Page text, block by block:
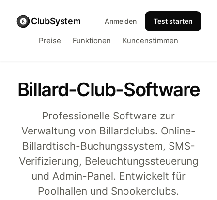
ClubSystem Anmelden Test starten
Preise Funktionen Kundenstimmen
Billard-Club-Software
Professionelle Software zur
Verwaltung von Billardclubs. Online-
Billardtisch-Buchungssystem, SMS-
Verifizierung, Beleuchtungssteuerung
und Admin-Panel. Entwickelt für
Poolhallen und Snookerclubs.